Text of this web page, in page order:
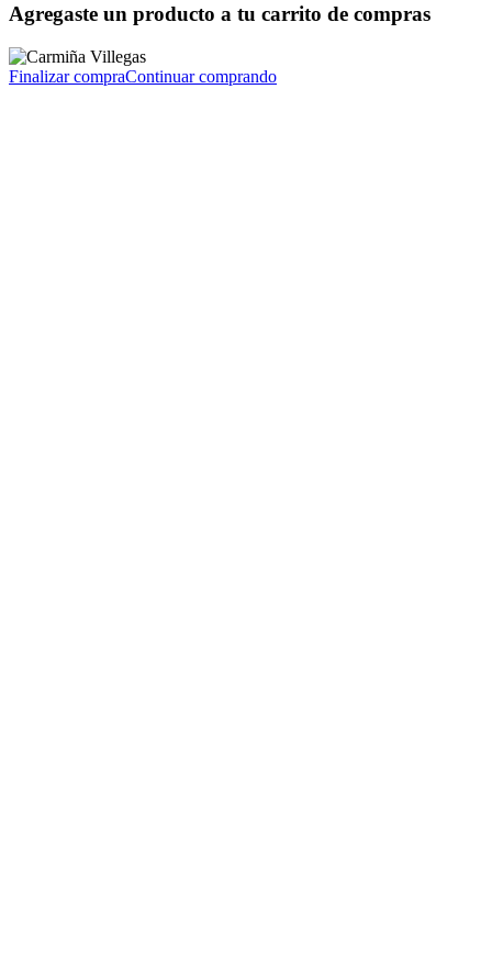
Agregaste un producto a tu carrito de compras
Finalizar compraContinuar comprando